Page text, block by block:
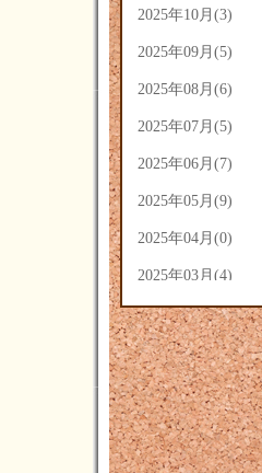
2025年10月(3)
2025年09月(5)
2025年08月(6)
2025年07月(5)
2025年06月(7)
2025年05月(9)
2025年04月(0)
2025年03月(4)
2025年02月(5)
2025年01月(3)
2024年12月(3)
2024年11月(4)
2024年10月(14)